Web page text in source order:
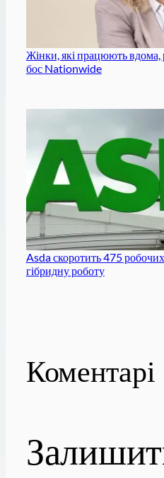
Жінки, які працюють вдома,
бос Nationwide
Asda скоротить 475
гібридну роботу
Коментарі